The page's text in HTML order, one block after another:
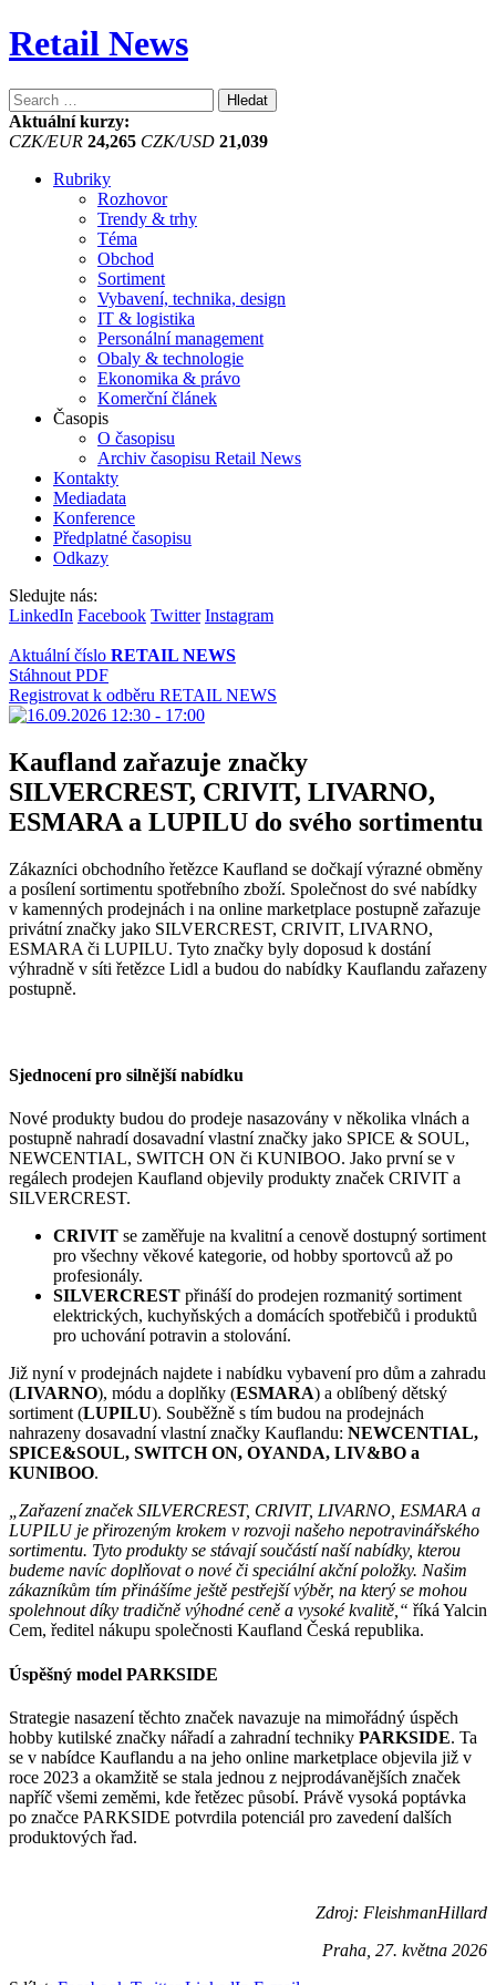
Retail News
Vyhledávání
Aktuální kurzy:
CZK/EUR 24,265 CZK/USD 21,039
Rubriky
Rozhovor
Trendy & trhy
Téma
Obchod
Sortiment
Vybavení, technika, design
IT & logistika
Personální management
Obaly & technologie
Ekonomika & právo
Komerční článek
Časopis
O časopisu
Archiv časopisu Retail News
Kontakty
Mediadata
Konference
Předplatné časopisu
Odkazy
Sledujte nás:
LinkedIn Facebook Twitter Instagram
Aktuální číslo RETAIL NEWS
Stáhnout PDF
Registrovat k odběru RETAIL NEWS
Kaufland zařazuje značky
SILVERCREST, CRIVIT, LIVARNO,
ESMARA a LUPILU do svého sortimentu
Zákazníci obchodního řetězce Kaufland se dočkají výrazné obměny
a posílení sortimentu spotřebního zboží. Společnost do své nabídky
v kamenných prodejnách i na online marketplace postupně zařazuje
privátní značky jako SILVERCREST, CRIVIT, LIVARNO,
ESMARA či LUPILU. Tyto značky byly doposud k dostání
výhradně v síti řetězce Lidl a budou do nabídky Kauflandu zařazeny
postupně.
Sjednocení pro silnější nabídku
Nové produkty budou do prodeje nasazovány v několika vlnách a
postupně nahradí dosavadní vlastní značky jako SPICE & SOUL,
NEWCENTIAL, SWITCH ON či KUNIBOO. Jako první se v
regálech prodejen Kaufland objevily produkty značek CRIVIT a
SILVERCREST.
CRIVIT se zaměřuje na kvalitní a cenově dostupný sortiment
pro všechny věkové kategorie, od hobby sportovců až po
profesionály.
SILVERCREST přináší do prodejen rozmanitý sortiment
elektrických, kuchyňských a domácích spotřebičů i produktů
pro uchování potravin a stolování.
Již nyní v prodejnách najdete i nabídku vybavení pro dům a zahradu
(LIVARNO), módu a doplňky (ESMARA) a oblíbený dětský
sortiment (LUPILU). Souběžně s tím budou na prodejnách
nahrazeny dosavadní vlastní značky Kauflandu: NEWCENTIAL,
SPICE&SOUL, SWITCH ON, OYANDA, LIV&BO a
KUNIBOO.
„Zařazení značek SILVERCREST, CRIVIT, LIVARNO, ESMARA a
LUPILU je přirozeným krokem v rozvoji našeho nepotravinářského
sortimentu. Tyto produkty se stávají součástí naší nabídky, kterou
budeme navíc doplňovat o nové či speciální akční položky. Našim
zákazníkům tím přinášíme ještě pestřejší výběr, na který se mohou
spolehnout díky tradičně výhodné ceně a vysoké kvalitě,“ říká Yalcin
Cem, ředitel nákupu společnosti Kaufland Česká republika.
Úspěšný model PARKSIDE
Strategie nasazení těchto značek navazuje na mimořádný úspěch
hobby kutilské značky nářadí a zahradní techniky PARKSIDE. Ta
se v nabídce Kauflandu a na jeho online marketplace objevila již v
roce 2023 a okamžitě se stala jednou z nejprodávanějších značek
napříč všemi zeměmi, kde řetězec působí. Právě vysoká poptávka
po značce PARKSIDE potvrdila potenciál pro zavedení dalších
produktových řad.
Zdroj: FleishmanHillard
Praha, 27. května 2026